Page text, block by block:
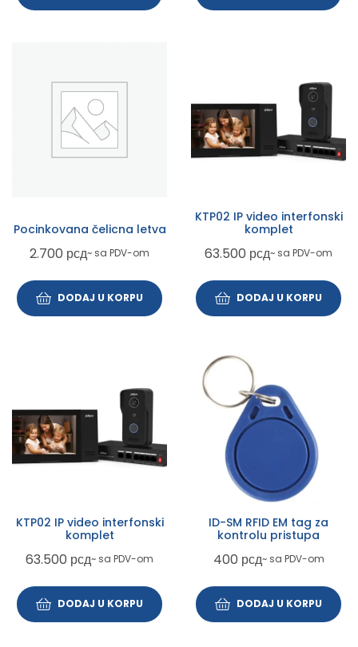
Pocinkovana čelicna letva
2.700 рсд~ sa PDV-om
DODAJ U KORPU
KTP02 IP video interfonski
komplet
63.500 рсд~ sa PDV-om
DODAJ U KORPU
KTP02 IP video interfonski
komplet
63.500 рсд~ sa PDV-om
DODAJ U KORPU
ID-SM RFID EM tag za
kontrolu pristupa
400 рсд~ sa PDV-om
DODAJ U KORPU